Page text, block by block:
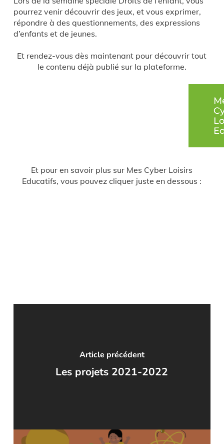
pourrez venir découvrir des jeux, et vous exprimer,
répondre à des questionnements, des expressions
d’enfants et de jeunes.
Et rendez-vous dès maintenant pour découvrir tout
le contenu déjà publié sur la plateforme.
Et pour en savoir plus sur Mes Cyber Loisirs
Educatifs, vous pouvez cliquer juste en dessous :
Article précédent
Les projets 2021-2022